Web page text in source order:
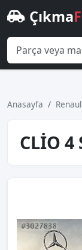
Çıkma
Anasayfa
CLİO 4